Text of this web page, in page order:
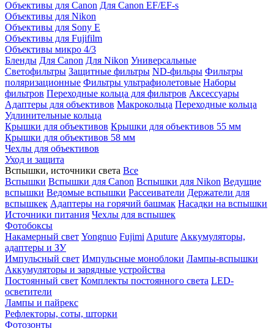
Объективы для Canon Для Canon EF/EF-s
Объективы для Nikon
Объективы для Sony E
Объективы для Fujifilm
Объективы микро 4/3
Бленды Для Canon Для Nikon Универсальные
Светофильтры Защитные фильтры ND-фильры Фильтры
поляризационные Фильтры ультрафиолетовые Наборы
фильтров Переходные кольца для фильтров Аксессуары
Адаптеры для объективов Макрокольца Переходные кольца
Удлинительные кольца
Крышки для объективов Крышки для объективов 55 мм
Крышки для объективов 58 мм
Чехлы для объективов
Уход и защита
Вспышки, источники света Все
Вспышки Вспышки для Canon Вспышки для Nikon Ведущие
вспышки Ведомые вспышки Рассеиватели Держатели для
вспышкек Адаптеры на горячий башмак Насадки на вспышки
Источники питания Чехлы для вспышек
Фотобоксы
Накамерный свет Yongnuo Fujimi Aputure Аккумуляторы,
адаптеры и ЗУ
Импульсный свет Импульсные моноблоки Лампы-вспышки
Аккумуляторы и зарядные устройства
Постоянный свет Комплекты постоянного света LED-
осветители
Лампы и пайрекс
Рефлекторы, соты, шторки
Фотозонты